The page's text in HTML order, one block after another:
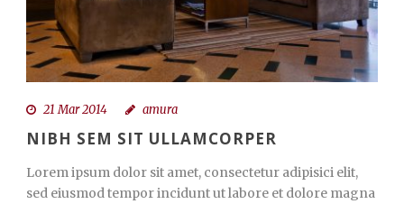
21 Mar 2014 amura
NIBH SEM SIT ULLAMCORPER
Lorem ipsum dolor sit amet, consectetur adipisici elit,
sed eiusmod tempor incidunt ut labore et dolore magna